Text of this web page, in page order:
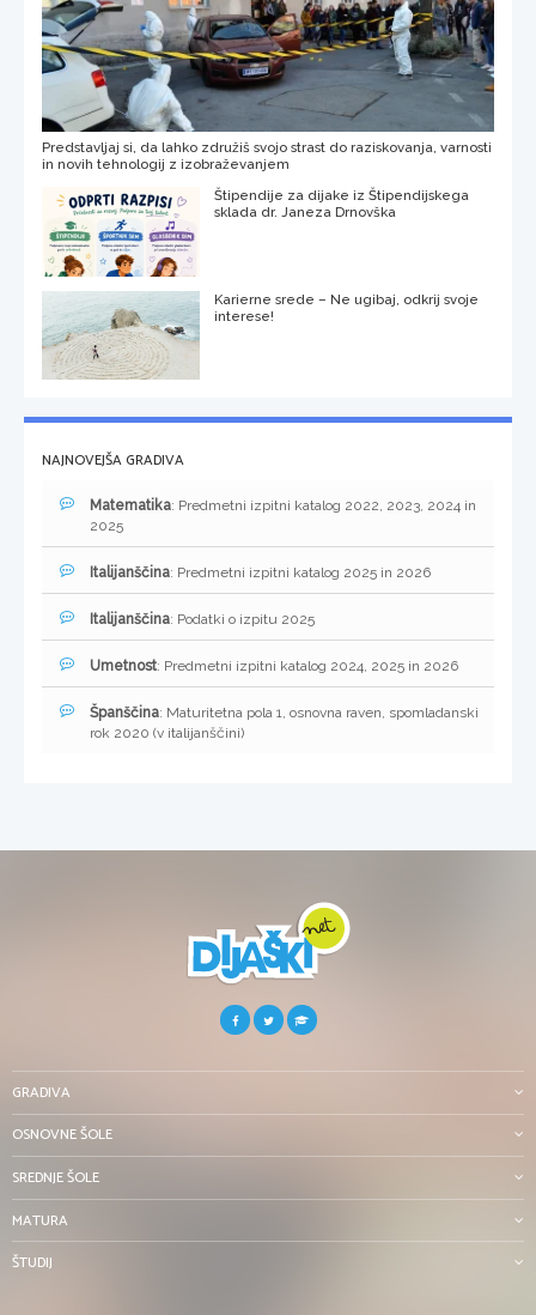
Predstavljaj si, da lahko združiš svojo strast do raziskovanja, varnosti
in novih tehnologij z izobraževanjem
Štipendije za dijake iz Štipendijskega
sklada dr. Janeza Drnovška
Karierne srede – Ne ugibaj, odkrij svoje
interese!
NAJNOVEJŠA GRADIVA
Matematika: Predmetni izpitni katalog 2022, 2023, 2024 in
2025
Italijanščina: Predmetni izpitni katalog 2025 in 2026
Italijanščina: Podatki o izpitu 2025
Umetnost: Predmetni izpitni katalog 2024, 2025 in 2026
Španščina: Maturitetna pola 1, osnovna raven, spomladanski
rok 2020 (v italijanščini)
GRADIVA
OSNOVNE ŠOLE
SREDNJE ŠOLE
MATURA
ŠTUDIJ